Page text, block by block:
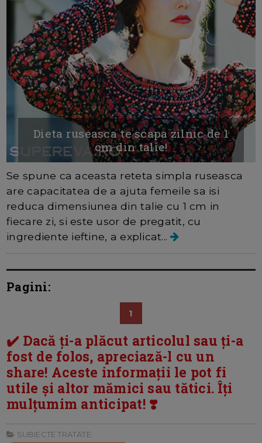
Dieta ruseasca te scapa zilnic de 1
cm din talie!
Se spune ca aceasta reteta simpla ruseasca
are capacitatea de a ajuta femeile sa isi
reduca dimensiunea din talie cu 1 cm in
fiecare zi, si este usor de pregatit, cu
ingrediente ieftine, a explicat...
Pagini:
1
✔️ Dacă ți-a plăcut articolul sau ți-a
fost de folos, apreciază-l cu un
share! Aceste informații le pot fi
utile și altor mămici sau tătici. Îți
mulțumim anticipat! ❣️
SUBIECTE TRATATE: